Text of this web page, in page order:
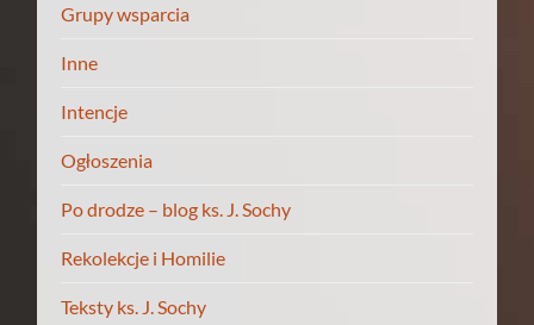
Grupy wsparcia
Inne
Intencje
Ogłoszenia
Po drodze – blog ks. J. Sochy
Rekolekcje i Homilie
Teksty ks. J. Sochy